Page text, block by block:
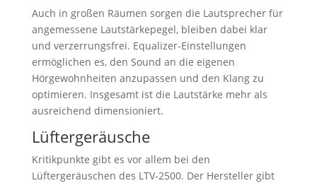
Auch in großen Räumen sorgen die Lautsprecher für
angemessene Lautstärkepegel, bleiben dabei klar
und verzerrungsfrei. Equalizer-Einstellungen
ermöglichen es, den Sound an die eigenen
Hörgewohnheiten anzupassen und den Klang zu
optimieren. Insgesamt ist die Lautstärke mehr als
ausreichend dimensioniert.
Lüftergeräusche
Kritikpunkte gibt es vor allem bei den
Lüftergeräuschen des LTV-2500. Der Hersteller gibt